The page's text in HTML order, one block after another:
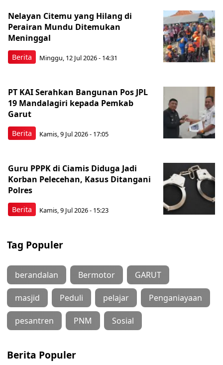
Berita
Nelayan Citemu yang Hilang di
Perairan Mundu Ditemukan
Meninggal
Minggu, 12 Jul 2026 - 14:31
Berita
PT KAI Serahkan Bangunan Pos JPL
19 Mandalagiri kepada Pemkab
Garut
Kamis, 9 Jul 2026 - 17:05
Berita
Guru PPPK di Ciamis Diduga Jadi
Korban Pelecehan, Kasus Ditangani
Polres
Kamis, 9 Jul 2026 - 15:23
Tag Populer
berandalan Bermotor GARUT
masjid Peduli pelajar Penganiayaan
pesantren PNM Sosial
Berita Populer